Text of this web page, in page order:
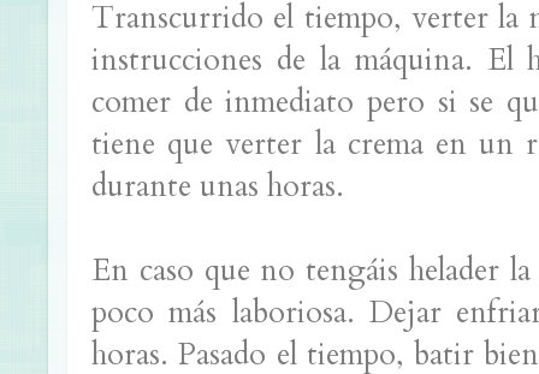
Transcurrido el tiempo, verter la
instrucciones de la máquina. El
comer de inmediato pero si se
tiene que verter la crema en un
durante unas horas.
En caso que no tengáis helader
poco más laboriosa. Dejar
horas. Pasado el tiempo, batir